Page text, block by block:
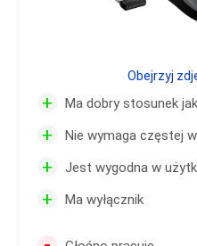
+ Ma dobry stosunek
+ Nie wymaga częstej
+ Jest wygodna w
+ Ma wyłącznik
Obejrzyj